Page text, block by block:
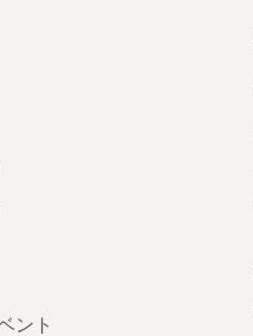
ント